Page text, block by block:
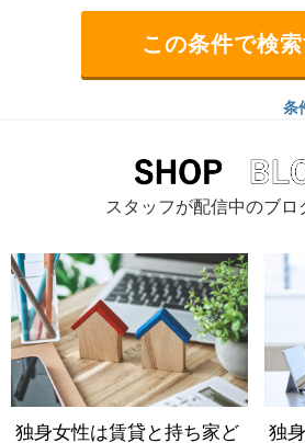
条
スタッフが配信中のブロ